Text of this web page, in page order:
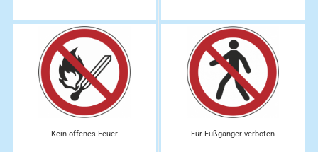
Kein offenes Feuer Für Fußgänger verboten